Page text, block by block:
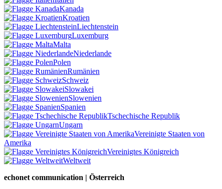
Kanada
Kroatien
Liechtenstein
Luxemburg
Malta
Niederlande
Polen
Rumänien
Schweiz
Slowakei
Slowenien
Spanien
Tschechische Republik
Ungarn
Vereinigte Staaten von
Amerika
Vereinigtes Königreich
Weltweit
echonet communication | Österreich